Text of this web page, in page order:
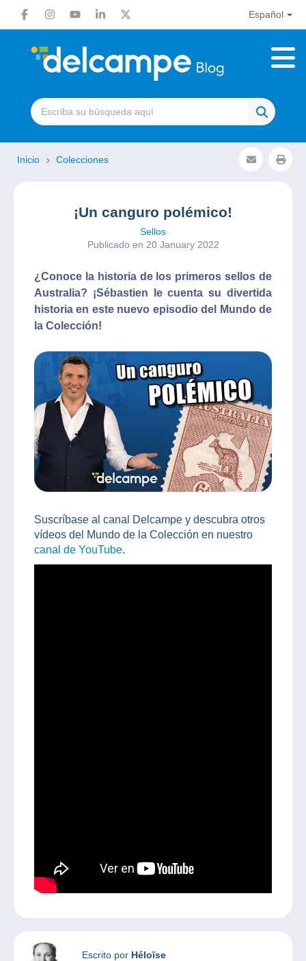
Español
Inicio Colecciones
¡Un canguro polémico!
Sellos
Publicado en 20 January 2022
¿Conoce la historia de los primeros sellos de
Australia? ¡Sébastien le cuenta su divertida
historia en este nuevo episodio del Mundo de
la Colección!
Suscríbase al canal Delcampe y descubra otros
vídeos del Mundo de la Colección en nuestro
canal de YouTube.
Escrito por Héloïse